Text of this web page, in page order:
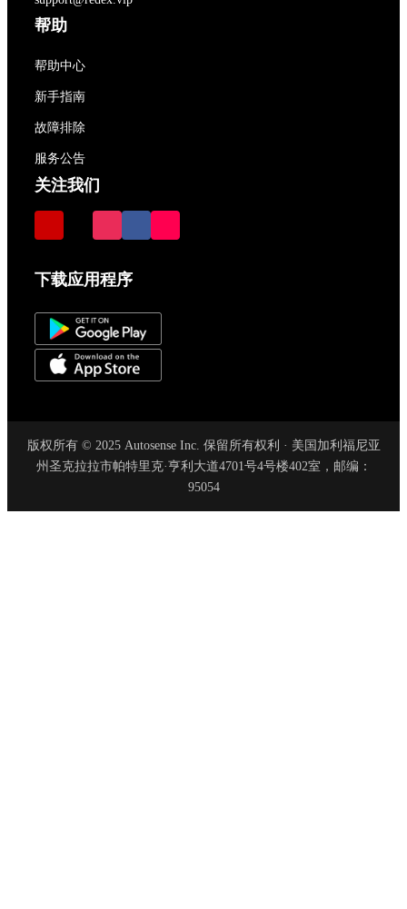
帮助
帮助中心
新手指南
故障排除
服务公告
关注我们
下载应用程序
版权所有 © 2025 Autosense Inc. 保留所有权利 · 美国加利福尼亚
州圣克拉拉市帕特里克·亨利大道4701号4号楼402室，邮编：
95054